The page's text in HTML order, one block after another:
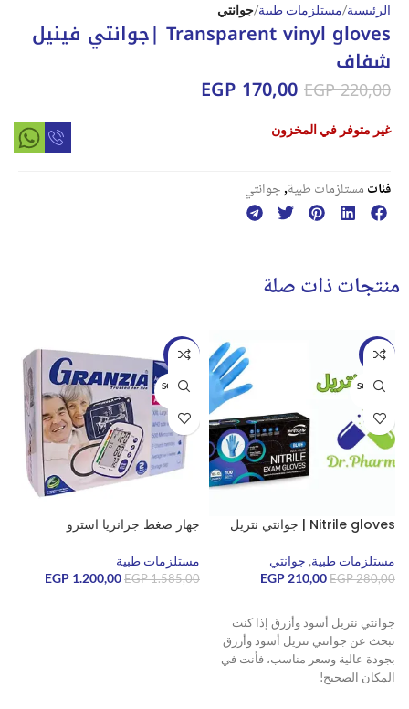
الرئيسية مستلزمات طبية جوانتي
Transparent vinyl gloves |جوانتي فينيل
شفاف
EGP220,00
EGP 170,00
غير متوفر في المخزون
فئاتمستلزمات طبية,جوانتي
منتجات ذات صلة
-25%
SOLD O
Nitrile gloves | جوانتي نتريل
مستلزمات طبية, جوانتي
EGP280,00
EGP 210,00
جوانتي نتريل أسود وأزرق إذا كنت
تبحث عن جوانتي نتريل أسود وأزرق
بجودة عالية وسعر مناسب، فأنت في
المكان الصحيح!
-24%
SOLD O
جهاز ضغط جرانزيا استرو
مستلزمات طبية
EGP1.585,00
EGP 1.200,00